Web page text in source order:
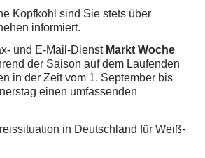
Kopfkohl sind Sie stets über
informiert.
und E-Mail-Dienst Markt Woche
der Saison auf dem Laufenden
in der Zeit vom 1. September bis
einen umfassenden
in Deutschland für Weiß-